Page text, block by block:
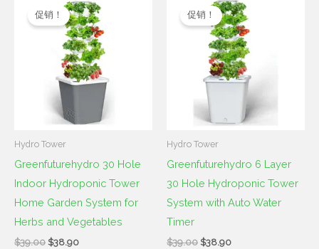
促销！
Hydro Tower
Greenfuturehydro 30 Hole
Indoor Hydroponic Tower
Home Garden System for
Herbs and Vegetables
$39.00
价
为：
$39.00。
$38.90
前
价
格
为：
$38.90。
促销！
Hydro Tower
Greenfuturehydro 6 Layer
30 Hole Hydroponic Tower
System with Auto Water
Timer
$39.00
价
为：
$39.00。
$38.90
前
价
格
为：
$38.90。